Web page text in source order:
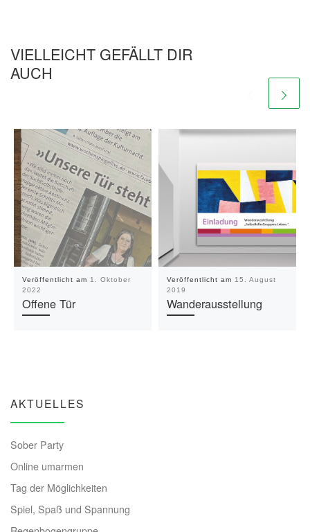
VIELLEICHT GEFÄLLT DIR
AUCH
Veröffentlicht am 1. Oktober
2022
Offene Tür
Veröffentlicht am 15. August
2019
Wanderausstellung
AKTUELLES
Sober Party
Online umarmen
Tag der Möglichkeiten
Spiel, Spaß und Spannung